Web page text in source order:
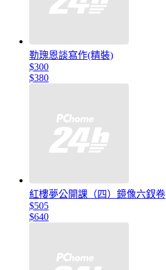
勒瑰恩談寫作(精裝)
$300
$380
紅樓夢公開課（四）鏡像六釵卷
$505
$640